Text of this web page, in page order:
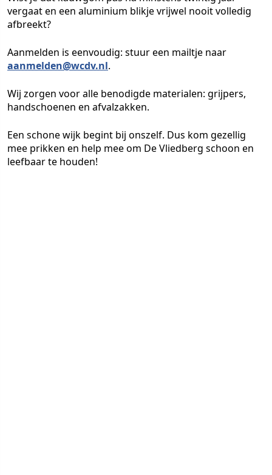
vergaat en een aluminium blikje vrijwel nooit volledig
afbreekt?
Aanmelden is eenvoudig: stuur een mailtje naar
aanmelden@wcdv.nl.
Wij zorgen voor alle benodigde materialen: grijpers,
handschoenen en afvalzakken.
Een schone wijk begint bij onszelf. Dus kom gezellig
mee prikken en help mee om De Vliedberg schoon en
leefbaar te houden!